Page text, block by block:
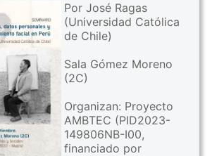
Por José Ragas
(Universidad Católica
de Chile)
Sala Gómez Moreno
(2C)
Organizan: Proyecto
AMBTEC (PID2023-
149806NB-I00,
financiado por